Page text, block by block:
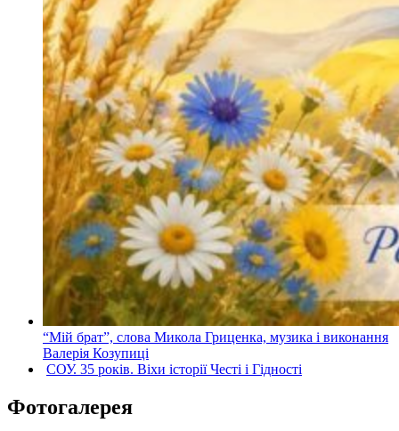
“Мій брат”, слова Микола Гриценка, музика і виконання
Валерія Козупиці
СОУ. 35 років. Віхи історії Честі і Гідності
Фотогалерея